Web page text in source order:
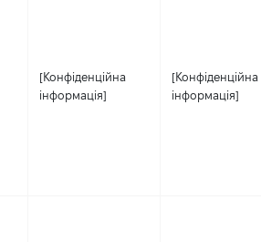
[Конфіденційна
інформація]
[Конфіденційна
інформація]